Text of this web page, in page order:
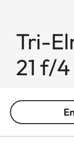
Tri-
21 f/